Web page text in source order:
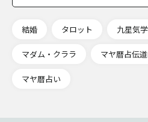
結婚 タロット 九星気学
マダム・クララ マヤ暦占伝
マヤ暦占い